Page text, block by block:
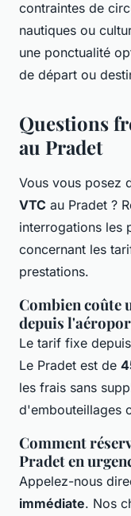
contraintes de
nautiques ou
une ponctualité
de départ ou
Questions
au Pradet
Vous vous posez
VTC au Pradet ?
interrogations les
concernant les
prestations.
Combien coûte
depuis
Le tarif fixe
Le Pradet est de
les frais sans
d'embouteillages
Comment
Pradet en
Appelez-nous
immédiate. Nos